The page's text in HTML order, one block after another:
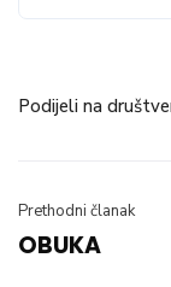
Podijeli na
Prethodni članak
OBUKA